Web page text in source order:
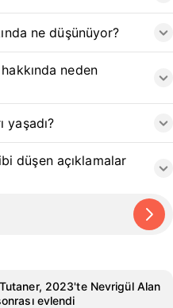
ne düşünüyor?
neden
yaşadı?
düşen açıklamalar
2023'te Nevrigül Alan
evlendi